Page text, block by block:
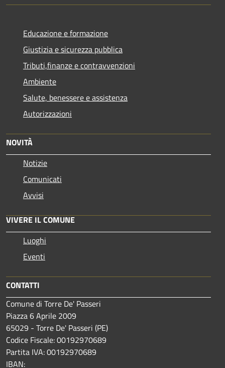
Educazione e formazione
Giustizia e sicurezza pubblica
Tributi,finanze e contravvenzioni
Ambiente
Salute, benessere e assistenza
Autorizzazioni
NOVITÀ
Notizie
Comunicati
Avvisi
VIVERE IL COMUNE
Luoghi
Eventi
CONTATTI
Comune di Torre De' Passeri
Piazza 6 Aprile 2009
65029 - Torre De' Passeri (PE)
Codice Fiscale: 00192970689
Partita IVA: 00192970689
IBAN: